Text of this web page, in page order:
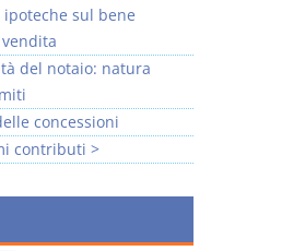
sul bene
del notaio: natura
concessioni
contributi >